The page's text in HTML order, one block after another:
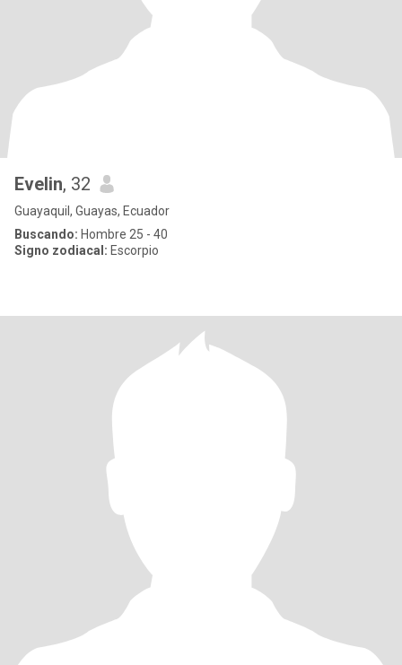
Evelin, 32
Guayaquil, Guayas, Ecuador
Buscando: Hombre 25 - 40
Signo zodiacal: Escorpio